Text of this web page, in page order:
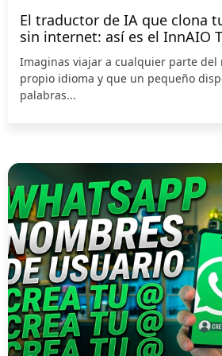
El traductor de IA que clona
sin internet: así es el InnAIO
Imaginas viajar a cualquier parte
propio idioma y que un pequeño
palabras...